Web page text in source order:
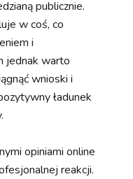
publicznie.
w coś, co
i
jednak warto
wnioski i
ładunek
opiniami online
reakcji.